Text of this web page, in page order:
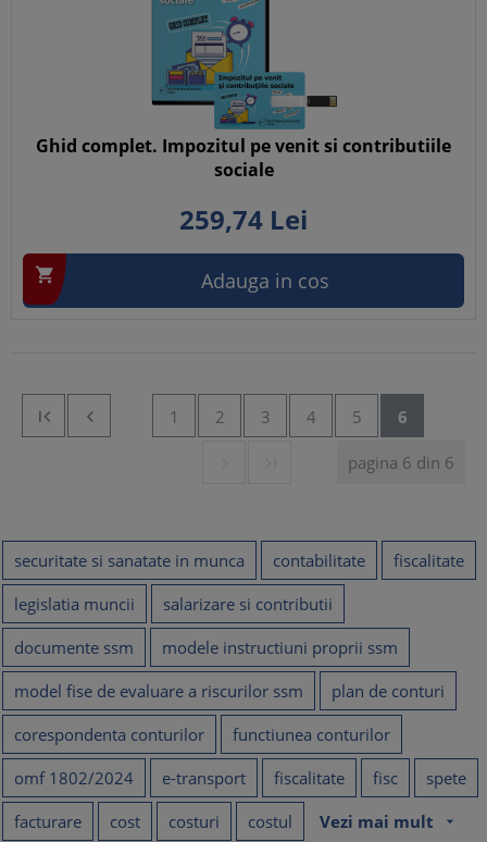
Ghid complet. Impozitul pe venit si contributiile
sociale
259,74 Lei
 Adauga in cos
  1 2 3 4 5 6
pagina 6 din 6
securitate si sanatate in munca contabilitate
fiscalitate
legislatia muncii
salarizare si contributii
documente ssm
modele instructiuni proprii ssm
model fise de evaluare a riscurilor ssm
plan de conturi
corespondenta conturilor
functiunea conturilor
omf 1802/2024
e-transport fiscalitate fisc
spete
facturare
cost costuri costul Vezi mai mult arrow_drop_down